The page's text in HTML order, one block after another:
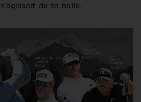
de sa balle.